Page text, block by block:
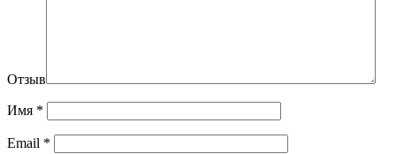
Отзыв
Имя *
Email *